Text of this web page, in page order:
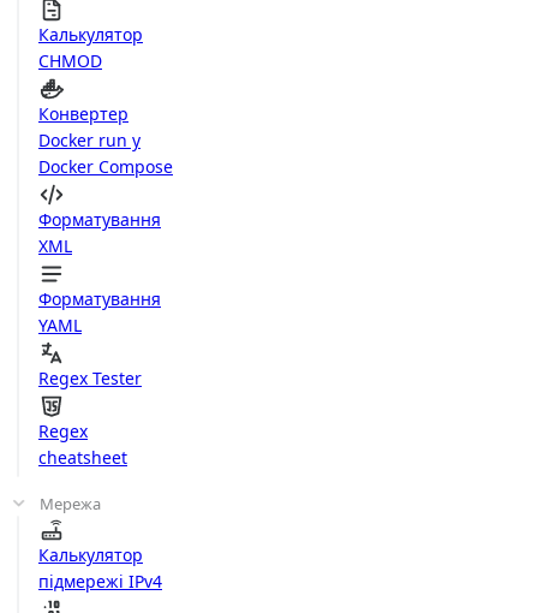
Калькулятор
CHMOD
Конвертер
Docker run у
Docker Compose
Форматування
XML
Форматування
YAML
Regex Tester
Regex
cheatsheet
Мережа
Калькулятор
підмережі IPv4